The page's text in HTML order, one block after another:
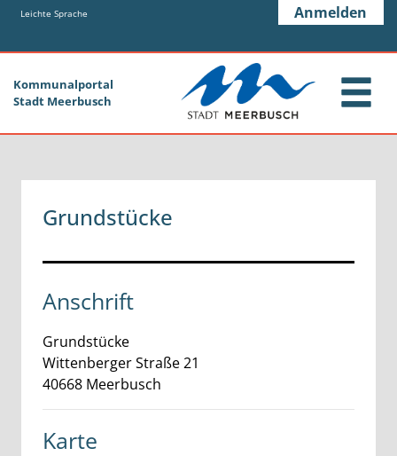
Zum Hauptinhalt springen
Zum Header
Zum Hauptinhalt
Zum Footer
Leichte Sprache Anmelden
Kommunalportal
Stadt Meerbusch
Grundstücke
Anschrift
Grundstücke
Wittenberger Straße21
40668 Meerbusch
Karte